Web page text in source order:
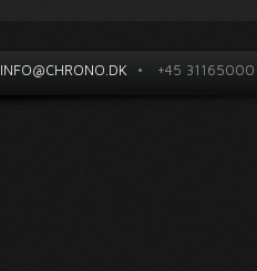
INFO@CHRONO.DK • +45 31165000